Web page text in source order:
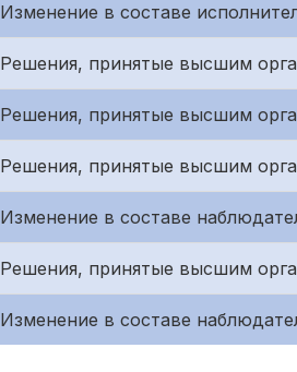
Изменение в составе
Решения, принятые высшим
Решения, принятые высшим
Решения, принятые высшим
Изменение в составе
Решения, принятые высшим
Изменение в составе